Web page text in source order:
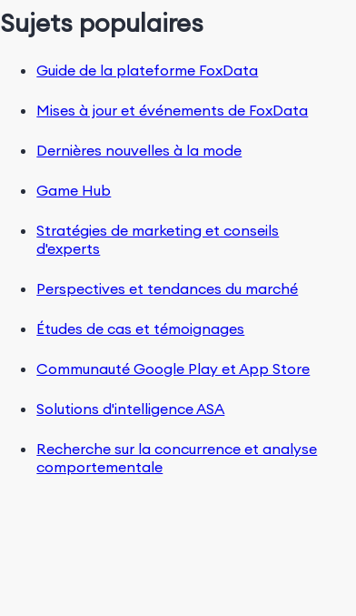
Sujets populaires
Guide de la plateforme FoxData
Mises à jour et événements de FoxData
Dernières nouvelles à la mode
Game Hub
Stratégies de marketing et conseils
d'experts
Perspectives et tendances du marché
Études de cas et témoignages
Communauté Google Play et App Store
Solutions d'intelligence ASA
Recherche sur la concurrence et analyse
comportementale